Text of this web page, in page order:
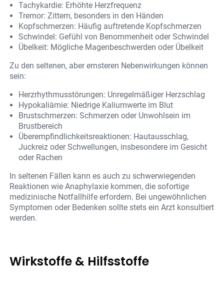
Tachykardie: Erhöhte Herzfrequenz
Tremor: Zittern, besonders in den Händen
Kopfschmerzen: Häufig auftretende Kopfschmerzen
Schwindel: Gefühl von Benommenheit oder Schwindel
Übelkeit: Mögliche Magenbeschwerden oder Übelkeit
Zu den seltenen, aber ernsteren Nebenwirkungen können
sein:
Herzrhythmusstörungen: Unregelmäßiger Herzschlag
Hypokaliämie: Niedrige Kaliumwerte im Blut
Brustschmerzen: Schmerzen oder Unwohlsein im
Brustbereich
Überempfindlichkeitsreaktionen: Hautausschlag,
Juckreiz oder Schwellungen, insbesondere im Gesicht
oder Rachen
In seltenen Fällen kann es auch zu schwerwiegenden
Reaktionen wie Anaphylaxie kommen, die sofortige
medizinische Notfallhilfe erfordern. Bei ungewöhnlichen
Symptomen oder Bedenken sollte stets ein Arzt konsultiert
werden.
Wirkstoffe & Hilfsstoffe